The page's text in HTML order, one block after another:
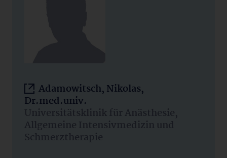
Adamowitsch, Nikolas,
Dr.med.univ.
Universitätsklinik für Anästhesie,
Allgemeine Intensivmedizin und
Schmerztherapie